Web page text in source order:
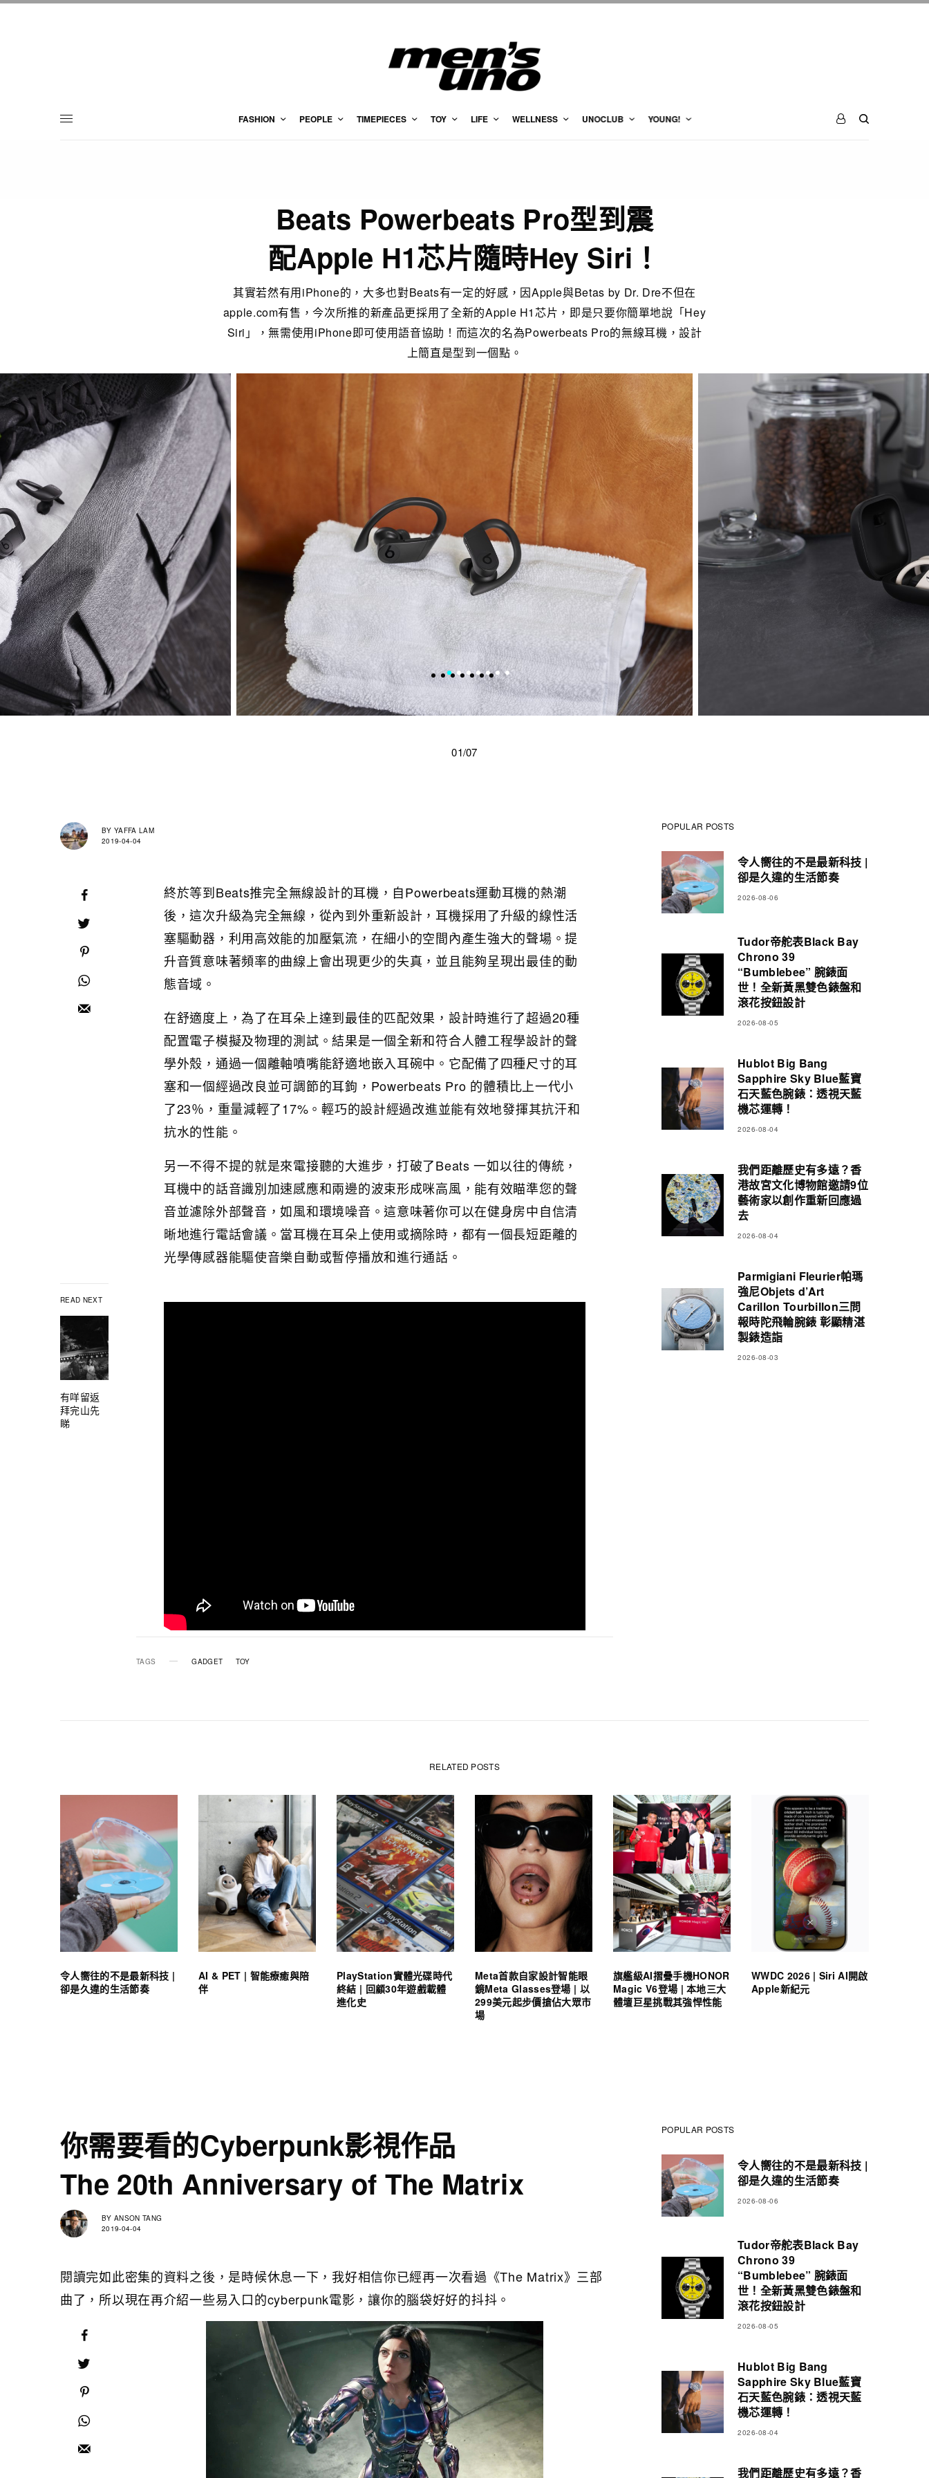
FASHION PEOPLE TIMEPIECES TOY LIFE WELLNESS UNOCLUB YOUNG!
Beats Powerbeats Pro型到震
配Apple H1芯片隨時Hey Siri！
其實若然有用iPhone的，大多也對Beats有一定的好感，因Apple與Betas by Dr. Dre不但在
apple.com有售，今次所推的新產品更採用了全新的Apple H1芯片，即是只要你簡單地說「Hey
Siri」，無需使用iPhone即可使用語音協助！而這次的名為Powerbeats Pro的無線耳機，設計
上簡直是型到一個點。
01/07
BY YAFFA LAM
2019-04-04
READ NEXT
有咩留返
拜完山先
睇
終於等到Beats推完全無線設計的耳機，自Powerbeats運動耳機的熱潮
後，這次升級為完全無線，從內到外重新設計，耳機採用了升級的線性活
塞驅動器，利用高效能的加壓氣流，在細小的空間內產生強大的聲場。提
升音質意味著頻率的曲線上會出現更少的失真，並且能夠呈現出最佳的動
態音域。
在舒適度上，為了在耳朵上達到最佳的匹配效果，設計時進行了超過20種
配置電子模擬及物理的測試。結果是一個全新和符合人體工程學設計的聲
學外殼，通過一個離軸噴嘴能舒適地嵌入耳碗中。它配備了四種尺寸的耳
塞和一個經過改良並可調節的耳鉤，Powerbeats Pro 的體積比上一代小
了23％，重量減輕了17%。輕巧的設計經過改進並能有效地發揮其抗汗和
抗水的性能。
另一不得不提的就是來電接聽的大進步，打破了Beats 一如以往的傳統，
耳機中的話音識別加速感應和兩邊的波束形成咪高風，能有效瞄準您的聲
音並濾除外部聲音，如風和環境噪音。這意味著你可以在健身房中自信清
晰地進行電話會議。當耳機在耳朵上使用或摘除時，都有一個長短距離的
光學傳感器能驅使音樂自動或暫停播放和進行通話。
TAGS GADGET TOY
POPULAR POSTS
令人嚮往的不是最新科技 |
卻是久違的生活節奏
2026-08-06
Tudor帝舵表Black Bay
Chrono 39
“Bumblebee” 腕錶面
世！全新黃黑雙色錶盤和
滾花按鈕設計
2026-08-05
Hublot Big Bang
Sapphire Sky Blue藍寶
石天藍色腕錶：透視天藍
機芯運轉！
2026-08-04
我們距離歷史有多遠？香
港故宮文化博物館邀請9位
藝術家以創作重新回應過
去
2026-08-04
Parmigiani Fleurier帕瑪
強尼Objets d’Art
Carillon Tourbillon三問
報時陀飛輪腕錶 彰顯精湛
製錶造詣
2026-08-03
RELATED POSTS
令人嚮往的不是最新科技 |
卻是久違的生活節奏
AI & PET | 智能療癒與陪
伴
PlayStation實體光碟時代
終結 | 回顧30年遊戲載體
進化史
Meta首款自家設計智能眼
鏡Meta Glasses登場 | 以
299美元起步價搶佔大眾市
場
旗艦級AI摺疊手機HONOR
Magic V6登場 | 本地三大
體壇巨星挑戰其強悍性能
WWDC 2026 | Siri AI開啟
Apple新紀元
你需要看的Cyberpunk影視作品
The 20th Anniversary of The Matrix
BY ANSON TANG
2019-04-04
閱讀完如此密集的資料之後，是時候休息一下，我好相信你已經再一次看過《The Matrix》三部
曲了，所以現在再介紹一些易入口的cyberpunk電影，讓你的腦袋好好的抖抖。
POPULAR POSTS
令人嚮往的不是最新科技 |
卻是久違的生活節奏
2026-08-06
Tudor帝舵表Black Bay
Chrono 39
“Bumblebee” 腕錶面
世！全新黃黑雙色錶盤和
滾花按鈕設計
2026-08-05
Hublot Big Bang
Sapphire Sky Blue藍寶
石天藍色腕錶：透視天藍
機芯運轉！
2026-08-04
我們距離歷史有多遠？香